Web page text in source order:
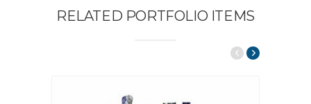
RELATED PORTFOLIO ITEMS